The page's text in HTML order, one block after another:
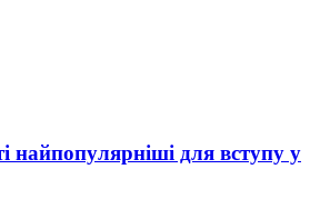
найпопулярніші для вступу у